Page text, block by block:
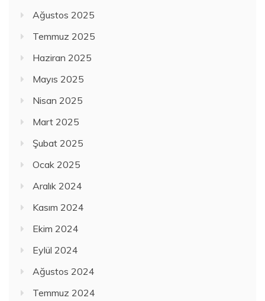
Ağustos 2025
Temmuz 2025
Haziran 2025
Mayıs 2025
Nisan 2025
Mart 2025
Şubat 2025
Ocak 2025
Aralık 2024
Kasım 2024
Ekim 2024
Eylül 2024
Ağustos 2024
Temmuz 2024